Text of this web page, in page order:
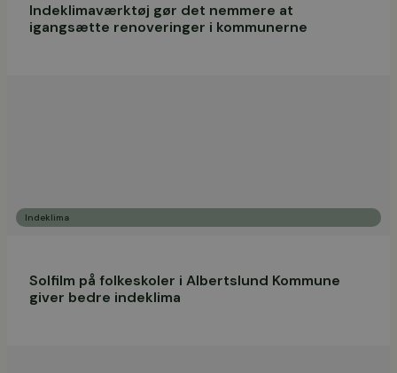
Indeklimaværktøj gør det nemmere at
igangsætte renoveringer i kommunerne
Indeklima
Solfilm på folkeskoler i Albertslund Kommune
giver bedre indeklima